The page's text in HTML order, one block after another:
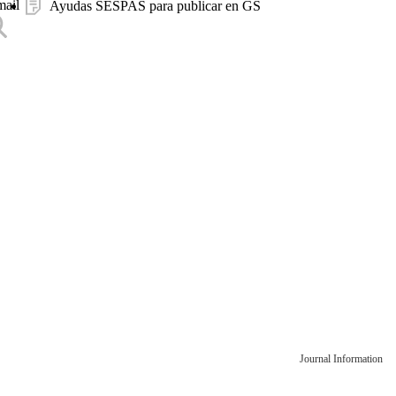
Ayudas SESPAS para publicar en GS
Journal Information